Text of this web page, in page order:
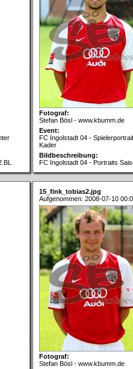
Fotograf:
Stefan Bösl - www.kbumm.de
Event:
FC Ingolstadt 04 -
Kader
Bildbeschreibung:
FC Ingolstadt 04 - Portraits
15_fink_tobias2.jpg
Aufgenommen: 2008-07-10
Fotograf:
Stefan Bösl - www.kbumm.de